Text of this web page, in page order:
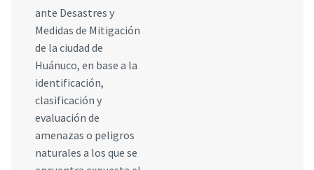
ante Desastres y
Medidas de Mitigación
de la ciudad de
Huánuco, en base a la
identificación,
clasificación y
evaluación de
amenazas o peligros
naturales a los que se